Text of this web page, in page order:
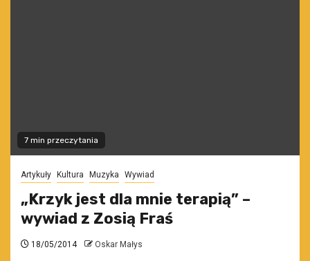
7 min przeczytania
Artykuły Kultura Muzyka Wywiad
„Krzyk jest dla mnie terapią” –
wywiad z Zosią Fraś
18/05/2014 Oskar Małys